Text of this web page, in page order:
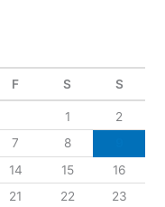
F S S
1
2
7 8
14 15
16
21 22
23